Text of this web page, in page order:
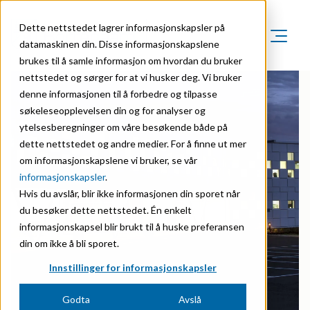
Dette nettstedet lagrer informasjonskapsler på
datamaskinen din. Disse informasjonskapslene
brukes til å samle informasjon om hvordan du bruker
nettstedet og sørger for at vi husker deg. Vi bruker
denne informasjonen til å forbedre og tilpasse
søkeleseopplevelsen din og for analyser og
ytelsesberegninger om våre besøkende både på
dette nettstedet og andre medier. For å finne ut mer
om informasjonskapslene vi bruker, se vår
informasjonskapsler.
Hvis du avslår, blir ikke informasjonen din sporet når
du besøker dette nettstedet. Én enkelt
informasjonskapsel blir brukt til å huske preferansen
din om ikke å bli sporet.
Innstillinger for informasjonskapsler
Godta Avslå
Markeder
Markeder
Agriculture
Animal Feed
Batteries
Biomass Pelleting
Carbon Black
Cellulose Derivatives
Ceramics
Om oss
Om oss
Organisasjon
Historie
Sertifiseringer
Priser & anerkjennelser
Forskning & innovasjon
Bærekraft
Karriere
Investorer
English
Norsk